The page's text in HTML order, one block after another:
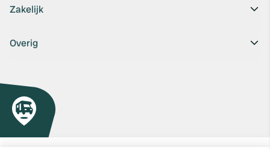
Zakelijk
Overig